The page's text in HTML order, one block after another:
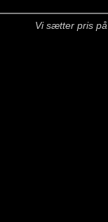
Vi sætter pris